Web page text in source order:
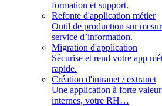
formation et support.
Refonte d'application métier
Outil de production sur
service d’information.
Migration d'application
Sécurise et rend votre app
rapide.
Création d'intranet / extranet
Une application à forte
internes, votre RH…